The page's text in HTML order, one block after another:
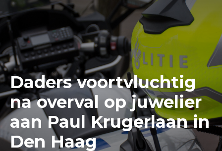
Daders voortvluchtig
na overval op juwelier
aan Paul Krugerlaan in
Den Haag